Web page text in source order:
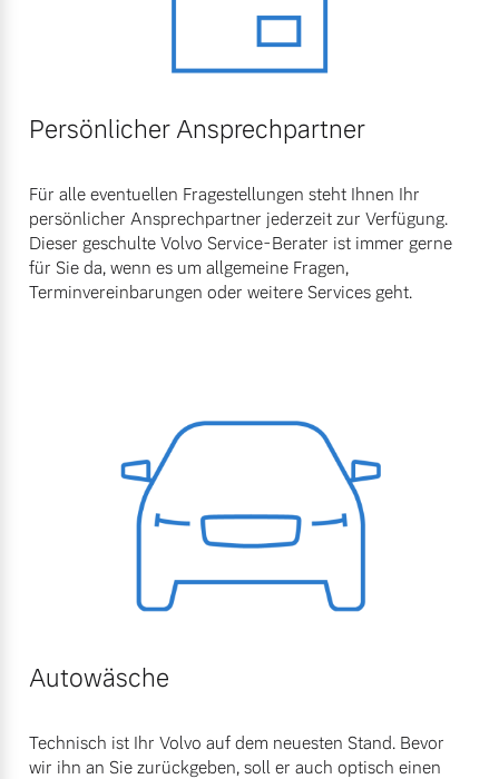
Persönlicher Ansprechpartner
Für alle eventuellen Fragestellungen steht Ihnen Ihr
persönlicher Ansprechpartner jederzeit zur Verfügung.
Dieser geschulte Volvo Service-Berater ist immer gerne
für Sie da, wenn es um allgemeine Fragen,
Terminvereinbarungen oder weitere Services geht.
Autowäsche
Technisch ist Ihr Volvo auf dem neuesten Stand. Bevor
wir ihn an Sie zurückgeben, soll er auch optisch einen